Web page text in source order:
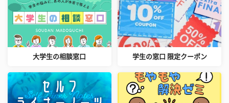
大学生の相談窓口 学生の窓口 限定クーポン